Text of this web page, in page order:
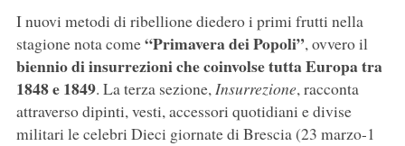
I nuovi metodi di ribellione diedero i primi frutti nella
stagione nota come“Primavera dei Popoli”, ovvero il
biennio di insurrezioni che coinvolse tutta Europa tra
1848 e 1849. La terza sezione,Insurrezione, racconta
attraverso dipinti, vesti, accessori quotidiani e divise
militari le celebri Dieci giornate di Brescia (23 marzo-1